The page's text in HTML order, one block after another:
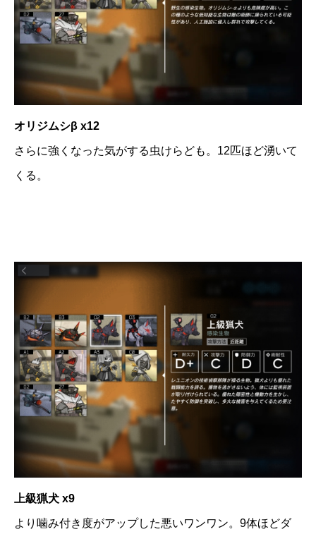
オリジムシβ x12
さらに強くなった気がする虫けらども。12匹ほど湧いて
くる。
上級猟犬 x9
より噛み付き度がアップした悪いワンワン。9体ほどダ